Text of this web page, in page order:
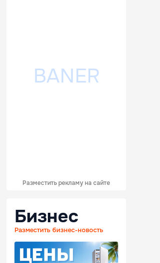
Разместить рекламу на сайте
Бизнес
Разместить бизнес-новость